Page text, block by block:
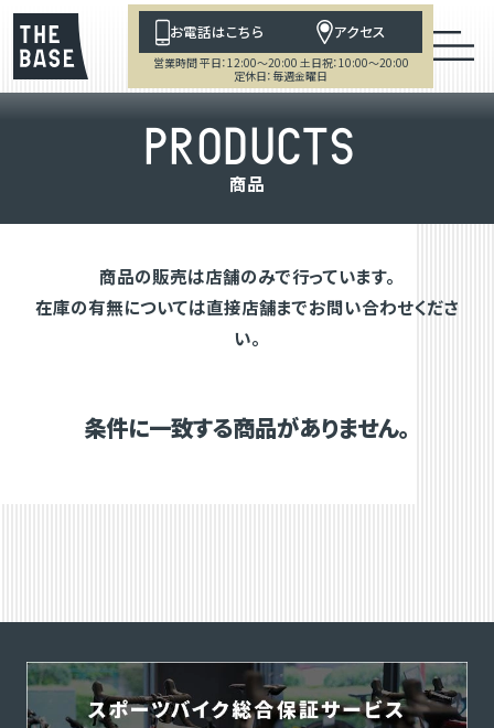
お電話はこちら アクセス
営業時間 平日：12:00～20:00 土日祝：10:00～20:00
定休日：毎週金曜日
PRODUCTS
商品
商品の販売は店舗のみで行っています。
在庫の有無については直接店舗までお問い合わせくださ
い。
条件に一致する商品がありません。